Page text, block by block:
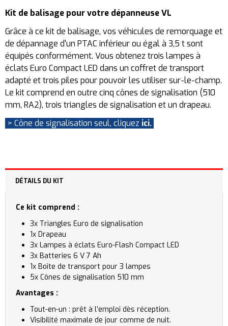
Kit de balisage pour votre dépanneuse VL
Grâce à ce kit de balisage, vos véhicules de remorquage et
de dépannage d'un PTAC inférieur ou égal à 3,5 t sont
équipés conformément. Vous obtenez trois lampes à
éclats Euro Compact LED dans un coffret de transport
adapté et trois piles pour pouvoir les utiliser sur-le-champ.
Le kit comprend en outre cinq cônes de signalisation (510
mm, RA2), trois triangles de signalisation et un drapeau.
> Cône de signalisation seul, cliquez ici.
DÉTAILS DU KIT
Ce kit comprend :
3x Triangles Euro de signalisation
1x Drapeau
3x Lampes à éclats Euro-Flash Compact LED
3x Batteries 6 V 7 Ah
1x Boîte de transport pour 3 lampes
5x Cônes de signalisation 510 mm
Avantages :
Tout-en-un : prêt à l’emploi dès réception.
Visibilité maximale de jour comme de nuit.